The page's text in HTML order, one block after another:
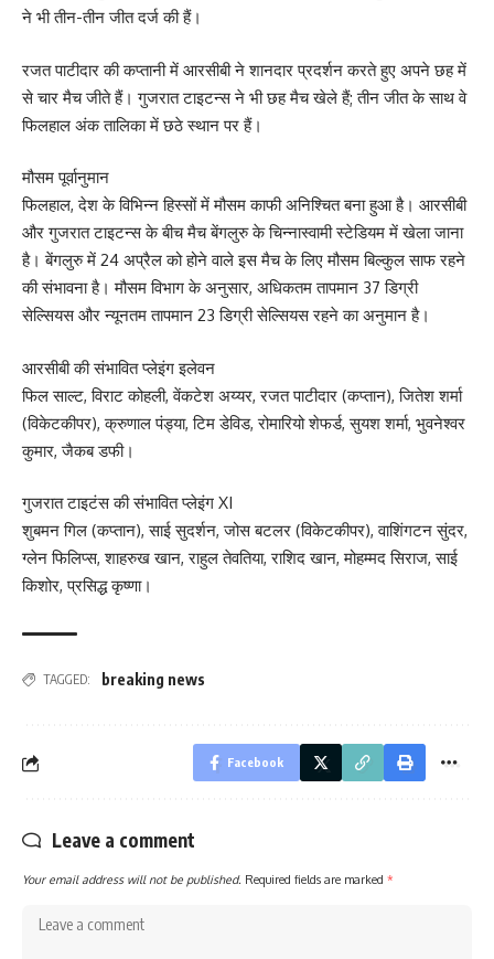
ने भी तीन-तीन जीत दर्ज की हैं।
रजत पाटीदार की कप्तानी में आरसीबी ने शानदार प्रदर्शन करते हुए अपने छह में
से चार मैच जीते हैं। गुजरात टाइटन्स ने भी छह मैच खेले हैं; तीन जीत के साथ वे
फिलहाल अंक तालिका में छठे स्थान पर हैं।
मौसम पूर्वानुमान
फिलहाल, देश के विभिन्न हिस्सों में मौसम काफी अनिश्चित बना हुआ है। आरसीबी
और गुजरात टाइटन्स के बीच मैच बेंगलुरु के चिन्नास्वामी स्टेडियम में खेला जाना
है। बेंगलुरु में 24 अप्रैल को होने वाले इस मैच के लिए मौसम बिल्कुल साफ रहने
की संभावना है। मौसम विभाग के अनुसार, अधिकतम तापमान 37 डिग्री
सेल्सियस और न्यूनतम तापमान 23 डिग्री सेल्सियस रहने का अनुमान है।
आरसीबी की संभावित प्लेइंग इलेवन
फिल साल्ट, विराट कोहली, वेंकटेश अय्यर, रजत पाटीदार (कप्तान), जितेश शर्मा
(विकेटकीपर), क्रुणाल पंड्या, टिम डेविड, रोमारियो शेफर्ड, सुयश शर्मा, भुवनेश्वर
कुमार, जैकब डफी।
गुजरात टाइटंस की संभावित प्लेइंग XI
शुबमन गिल (कप्तान), साई सुदर्शन, जोस बटलर (विकेटकीपर), वाशिंगटन सुंदर,
ग्लेन फिलिप्स, शाहरुख खान, राहुल तेवतिया, राशिद खान, मोहम्मद सिराज, साई
किशोर, प्रसिद्ध कृष्णा।
TAGGED: breaking news
Facebook
Leave a comment
Your email address will not be published. Required fields are marked *